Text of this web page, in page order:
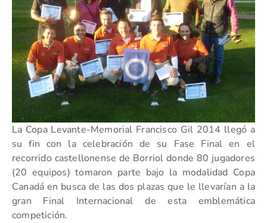
La Copa Levante-Memorial Francisco Gil 2014 llegó a
su fin con la celebración de su Fase Final en el
recorrido castellonense de Borriol donde 80 jugadores
(20 equipos) tomaron parte bajo la modalidad Copa
Canadá en busca de las dos plazas que le llevarían a la
gran Final Internacional de esta emblemática
competición.